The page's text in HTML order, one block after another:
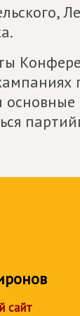
сайт